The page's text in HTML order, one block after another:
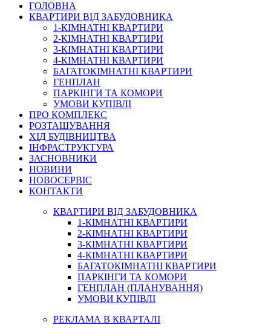
ГОЛОВНА
КВАРТИРИ ВІД ЗАБУДОВНИКА
1-КІМНАТНІ КВАРТИРИ
2-КІМНАТНІ КВАРТИРИ
3-КІМНАТНІ КВАРТИРИ
4-КІМНАТНІ КВАРТИРИ
БАГАТОКІМНАТНІ КВАРТИРИ
ГЕНПЛАН
ПАРКІНГИ ТА КОМОРИ
УМОВИ КУПІВЛІ
ПРО КОМПЛЕКС
РОЗТАШУВАННЯ
ХІД БУДІВНИЦТВА
ІНФРАСТРУКТУРА
ЗАСНОВНИКИ
НОВИНИ
НОВОСЕРВІС
КОНТАКТИ
КВАРТИРИ ВІД ЗАБУДОВНИКА
1-КІМНАТНІ КВАРТИРИ
2-КІМНАТНІ КВАРТИРИ
3-КІМНАТНІ КВАРТИРИ
4-КІМНАТНІ КВАРТИРИ
БАГАТОКІМНАТНІ КВАРТИРИ
ПАРКІНГИ ТА КОМОРИ
ГЕНПЛАН (ПЛАНУВАННЯ)
УМОВИ КУПІВЛІ
РЕКЛАМА В КВАРТАЛІ